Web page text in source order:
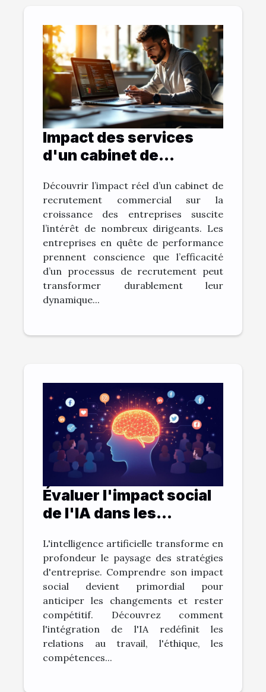
Impact des services
d'un cabinet de
commercial sur la
croissance des
entreprises
Découvrir l’impact réel d’un cabinet de
recrutement commercial sur la
croissance des entreprises suscite
l’intérêt de nombreux dirigeants. Les
entreprises en quête de performance
prennent conscience que l’efficacité
d’un processus de recrutement peut
transformer durablement leur
dynamique...
Évaluer l'impact social
de l'IA dans les
L'intelligence artificielle transforme en
profondeur le paysage des stratégies
d'entreprise. Comprendre son impact
social devient primordial pour
anticiper les changements et rester
compétitif. Découvrez comment
l'intégration de l'IA redéfinit les
relations au travail, l'éthique, les
compétences...